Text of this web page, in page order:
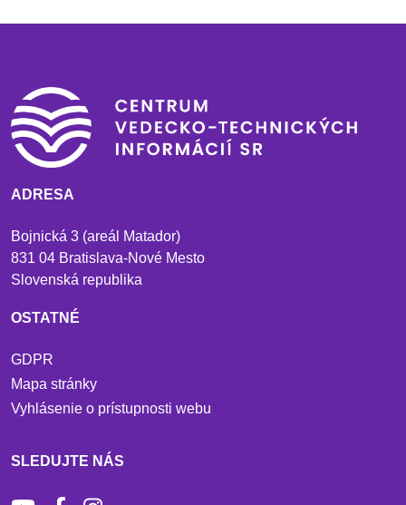
ADRESA
Bojnická 3 (areál Matador)
831 04 Bratislava-Nové Mesto
Slovenská republika
OSTATNÉ
GDPR
Mapa stránky
Vyhlásenie o prístupnosti webu
SLEDUJTE NÁS